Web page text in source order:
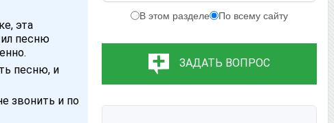
эта
песню
песню, и
звонить и по
В этом разделе По всему сайту
ЗАДАТЬ ВОПРОС